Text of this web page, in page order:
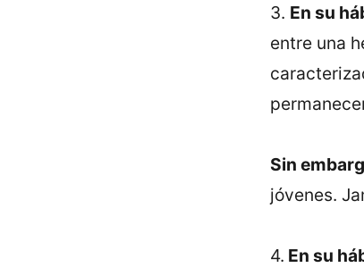
3. En su
entre una
Sin
jóvenes.
4. En su